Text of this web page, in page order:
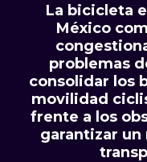
La bicicleta
México
problemas
consolidar los
movilidad
frente a los
garantizar